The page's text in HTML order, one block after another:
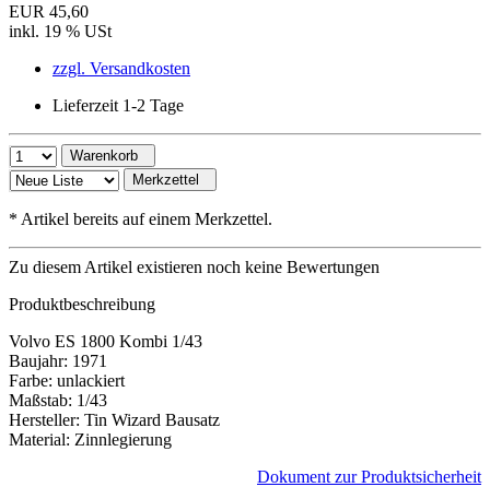
EUR 45,60
inkl. 19 % USt
zzgl. Versandkosten
Lieferzeit 1-2 Tage
Warenkorb
Merkzettel
* Artikel bereits auf einem Merkzettel.
Zu diesem Artikel existieren noch keine Bewertungen
Produktbeschreibung
Volvo ES 1800 Kombi 1/43
Baujahr: 1971
Farbe: unlackiert
Maßstab: 1/43
Hersteller: Tin Wizard Bausatz
Material: Zinnlegierung
Dokument zur Produktsicherheit